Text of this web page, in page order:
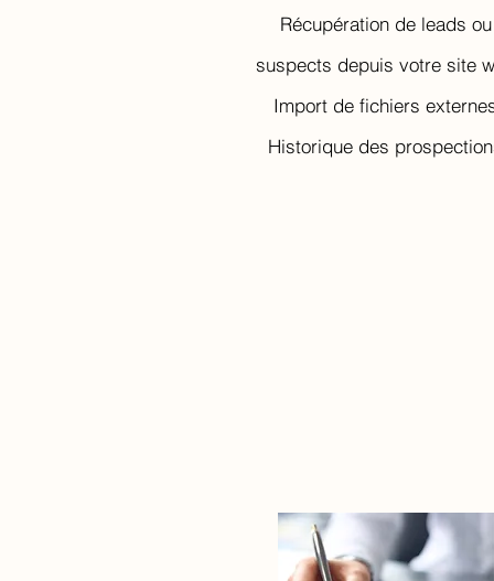
Récupération de leads ou
suspects depuis votre site
Import de fichiers
Historique des